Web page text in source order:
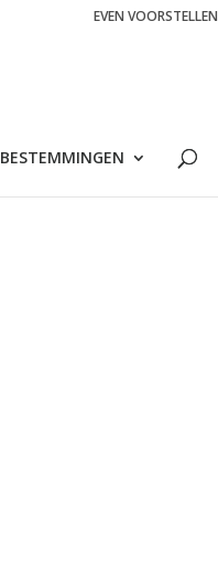
EVEN VOORSTELLEN
BESTEMMINGEN